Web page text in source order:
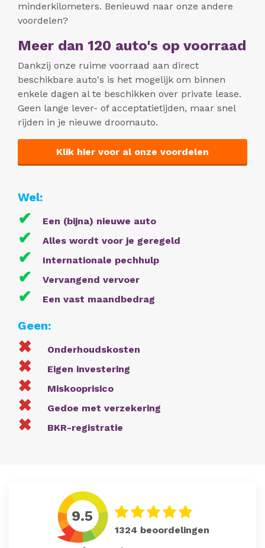
minderkilometers. Benieuwd naar onze andere
voordelen?
Meer dan 120 auto's op voorraad
Dankzij onze ruime voorraad aan direct
beschikbare auto's is het mogelijk om binnen
enkele dagen al te beschikken over private lease.
Geen lange lever- of acceptatietijden, maar snel
rijden in je nieuwe droomauto.
Klik hier voor al onze voordelen
Wel:
✔ Een (bijna) nieuwe auto
✔ Alles wordt voor je geregeld
✔ Internationale pechhulp
✔ Vervangend vervoer
✔ Een vast maandbedrag
Geen:
✖ Onderhoudskosten
✖ Eigen investering
✖ Miskooprisico
✖ Gedoe met verzekering
✖ BKR-registratie
9.5
1324 beoordelingen